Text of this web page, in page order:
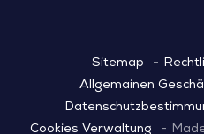
Sitemap
Allgemainen
Cookies Verwaltung